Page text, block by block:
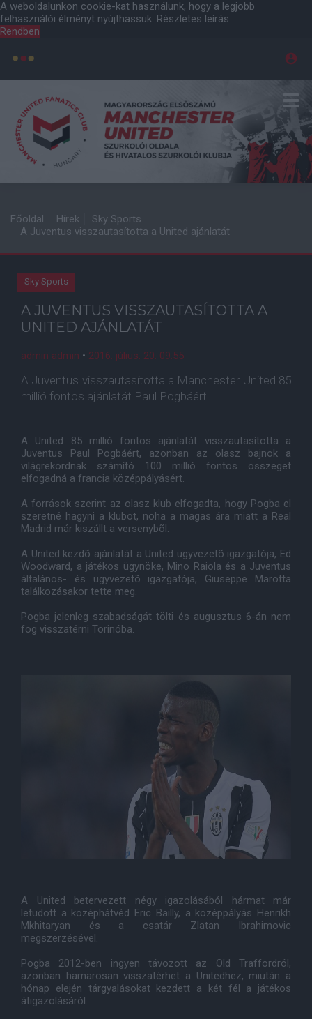
A weboldalunkon cookie-kat használunk, hogy a legjobb
felhasználói élményt nyújthassuk. Részletes leírás
Rendben
Főoldal Hírek
Sky Sports
A Juventus visszautasította a United ajánlatát
Sky Sports
A JUVENTUS VISSZAUTASÍTOTTA A
UNITED AJÁNLATÁT
admin admin • 2016. július. 20. 09:55
A Juventus visszautasította a Manchester United 85
millió fontos ajánlatát Paul Pogbáért.
A United 85 millió fontos ajánlatát visszautasította a
Juventus Paul Pogbáért, azonban az olasz bajnok a
világrekordnak számító 100 millió fontos összeget
elfogadná a francia középpályásért.
A források szerint az olasz klub elfogadta, hogy Pogba el
szeretné hagyni a klubot, noha a magas ára miatt a Real
Madrid már kiszállt a versenybõl.
A United kezdõ ajánlatát a United ügyvezetõ igazgatója, Ed
Woodward, a játékos ügynöke, Mino Raiola és a Juventus
általános- és ügyvezetõ igazgatója, Giuseppe Marotta
találkozásakor tette meg.
Pogba jelenleg szabadságát tölti és augusztus 6-án nem
fog visszatérni Torinóba.
A United betervezett négy igazolásából hármat már
letudott a középhátvéd Eric Bailly, a középpályás Henrikh
Mkhitaryan és a csatár Zlatan Ibrahimovic
megszerzésével.
Pogba 2012-ben ingyen távozott az Old Traffordról,
azonban hamarosan visszatérhet a Unitedhez, miután a
hónap elején tárgyalásokat kezdett a két fél a játékos
átigazolásáról.